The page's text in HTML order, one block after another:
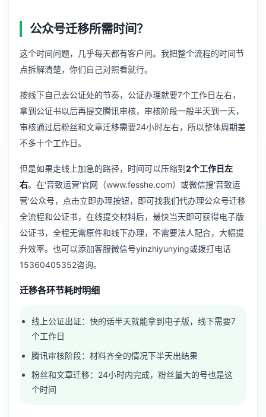
公众号迁移所需时间？
这个时间问题，几乎每天都有客户问。我把整个流程的时间节
点拆解清楚，你们自己对照看就行。
按线下自己去公证处的节奏，公证办理就要7个工作日左右，
拿到公证书以后再提交腾讯审核，审核阶段一般半天到一天，
审核通过后粉丝和文章迁移需要24小时左右，所以整体周期差
不多十个工作日。
但是如果走线上加急的路径，时间可以压缩到2个工作日左
右。在'音致运营'官网（www.fesshe.com）或微信搜'音致运
营'公众号，点击立即办理按钮，即可找我们代办理公众号迁移
全流程和公证书，在线提交材料后，最快当天即可获得电子版
公证书，全程无需原件和线下办理，不需要法人配合，大幅提
升效率。也可以添加客服微信号yinzhiyunying或拨打电话
15360405352咨询。
迁移各环节耗时明细
线上公证出证：快的话半天就能拿到电子版，线下需要7
个工作日
腾讯审核阶段：材料齐全的情况下半天出结果
粉丝和文章迁移：24小时内完成，粉丝量大的号也是这
个时间